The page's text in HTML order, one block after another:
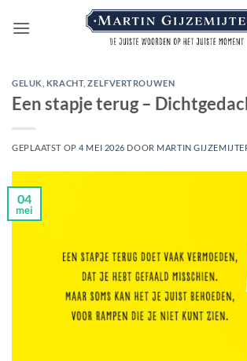
naar
GELUK KRACHT,ZELFVERTROUWEN
Een stapje terug –
GEPLAATST OP4 MEI 2026 DOOR MARTIN
04
mei